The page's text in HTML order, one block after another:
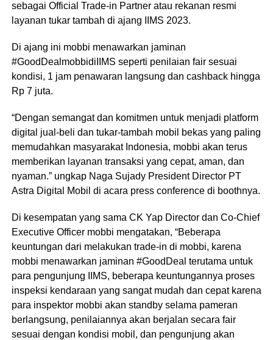
sebagai Official Trade-in Partner atau rekanan resmi
layanan tukar tambah di ajang IIMS 2023.
Di ajang ini mobbi menawarkan jaminan
#GoodDealmobbidiIIMS seperti penilaian fair sesuai
kondisi, 1 jam penawaran langsung dan cashback hingga
Rp 7 juta.
“Dengan semangat dan komitmen untuk menjadi platform
digital jual-beli dan tukar-tambah mobil bekas yang paling
memudahkan masyarakat Indonesia, mobbi akan terus
memberikan layanan transaksi yang cepat, aman, dan
nyaman.” ungkap Naga Sujady President Director PT
Astra Digital Mobil di acara press conference di boothnya.
Di kesempatan yang sama CK Yap Director dan Co-Chief
Executive Officer mobbi mengatakan, “Beberapa
keuntungan dari melakukan trade-in di mobbi, karena
mobbi menawarkan jaminan #GoodDeal terutama untuk
para pengunjung IIMS, beberapa keuntungannya proses
inspeksi kendaraan yang sangat mudah dan cepat karena
para inspektor mobbi akan standby selama pameran
berlangsung, penilaiannya akan berjalan secara fair
sesuai dengan kondisi mobil, dan pengunjung akan